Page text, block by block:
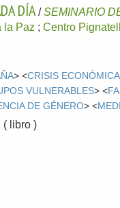
DÍA /SEMINARIO
la Paz ;Centro
> <CRISIS ECONÓMICA
VULNERABLES> <
DE GÉNERO> <
( libro )